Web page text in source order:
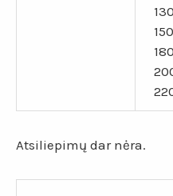
Atsiliepimų dar nėra.